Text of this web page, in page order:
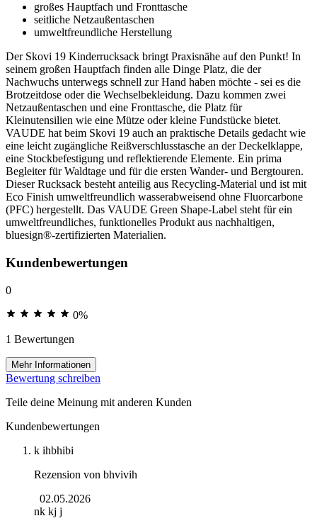
großes Hauptfach und Fronttasche
seitliche Netzaußentaschen
umweltfreundliche Herstellung
Der Skovi 19 Kinderrucksack bringt Praxisnähe auf den Punkt! In
seinem großen Hauptfach finden alle Dinge Platz, die der
Nachwuchs unterwegs schnell zur Hand haben möchte - sei es die
Brotzeitdose oder die Wechselbekleidung. Dazu kommen zwei
Netzaußentaschen und eine Fronttasche, die Platz für
Kleinutensilien wie eine Mütze oder kleine Fundstücke bietet.
VAUDE hat beim Skovi 19 auch an praktische Details gedacht wie
eine leicht zugängliche Reißverschlusstasche an der Deckelklappe,
eine Stockbefestigung und reflektierende Elemente. Ein prima
Begleiter für Waldtage und für die ersten Wander- und Bergtouren.
Dieser Rucksack besteht anteilig aus Recycling-Material und ist mit
Eco Finish umweltfreundlich wasserabweisend ohne Fluorcarbone
(PFC) hergestellt. Das VAUDE Green Shape-Label steht für ein
umweltfreundliches, funktionelles Produkt aus nachhaltigen,
bluesign®-zertifizierten Materialien.
Kundenbewertungen
0
0%
1 Bewertungen
Mehr Informationen
Bewertung schreiben
Teile deine Meinung mit anderen Kunden
Kundenbewertungen
k ihbhibi
Rezension von bhvivih
02.05.2026
nk kj j